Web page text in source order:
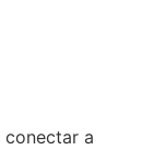
conectar a